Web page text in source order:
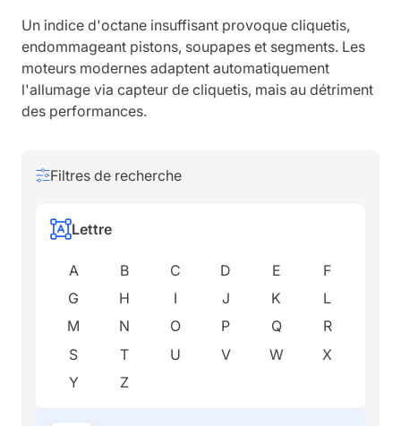
Filtres de recherche
Lettre
A B C D E
F
G
H I J K
L
M
N O P Q
R
S
T U V W
X
Y
Z
Un indice d'octane insuffisant provoque cliquetis,
endommageant pistons, soupapes et segments. Les
moteurs modernes adaptent automatiquement
l'allumage via capteur de cliquetis, mais au détriment
des performances.